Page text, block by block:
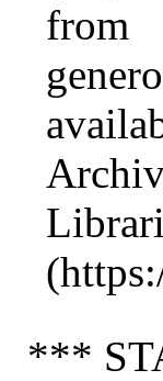
***